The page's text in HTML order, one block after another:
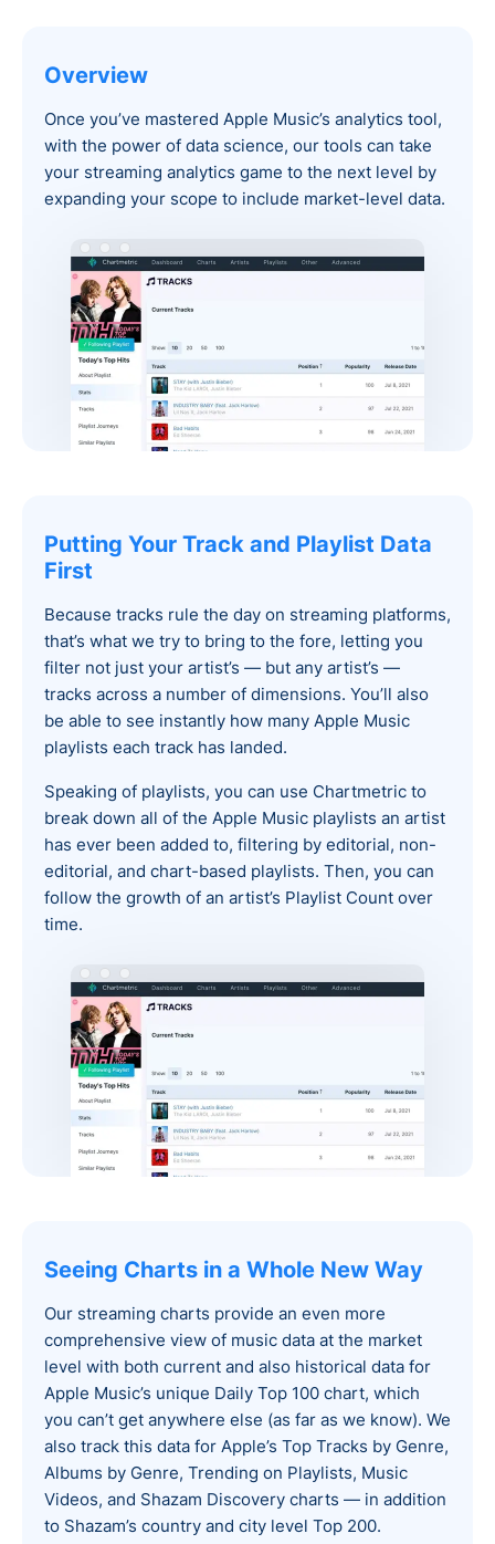
Overview
Once you’ve mastered Apple Music’s analytics tool,
with the power of data science, our tools can take
your streaming analytics game to the next level by
expanding your scope to include market-level data.
Putting Your Track and Playlist Data
First
Because tracks rule the day on streaming platforms,
that’s what we try to bring to the fore, letting you
filter not just your artist’s — but any artist’s —
tracks across a number of dimensions. You’ll also
be able to see instantly how many Apple Music
playlists each track has landed.
Speaking of playlists, you can use Chartmetric to
break down all of the Apple Music playlists an artist
has ever been added to, filtering by editorial, non-
editorial, and chart-based playlists. Then, you can
follow the growth of an artist’s Playlist Count over
time.
Seeing Charts in a Whole New Way
Our streaming charts provide an even more
comprehensive view of music data at the market
level with both current and also historical data for
Apple Music’s unique Daily Top 100 chart, which
you can’t get anywhere else (as far as we know). We
also track this data for Apple’s Top Tracks by Genre,
Albums by Genre, Trending on Playlists, Music
Videos, and Shazam Discovery charts — in addition
to Shazam’s country and city level Top 200.